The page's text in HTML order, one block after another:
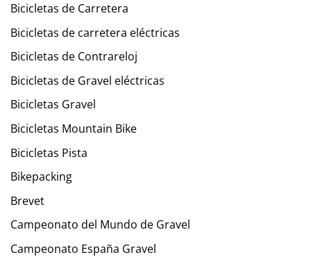
Bicicletas de Carretera
Bicicletas de carretera eléctricas
Bicicletas de Contrareloj
Bicicletas de Gravel eléctricas
Bicicletas Gravel
Bicicletas Mountain Bike
Bicicletas Pista
Bikepacking
Brevet
Campeonato del Mundo de Gravel
Campeonato España Gravel